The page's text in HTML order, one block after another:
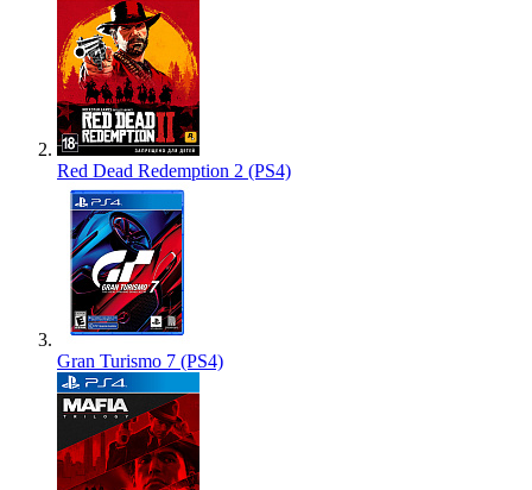
Red Dead Redemption 2 (PS4)
Gran Turismo 7 (PS4)